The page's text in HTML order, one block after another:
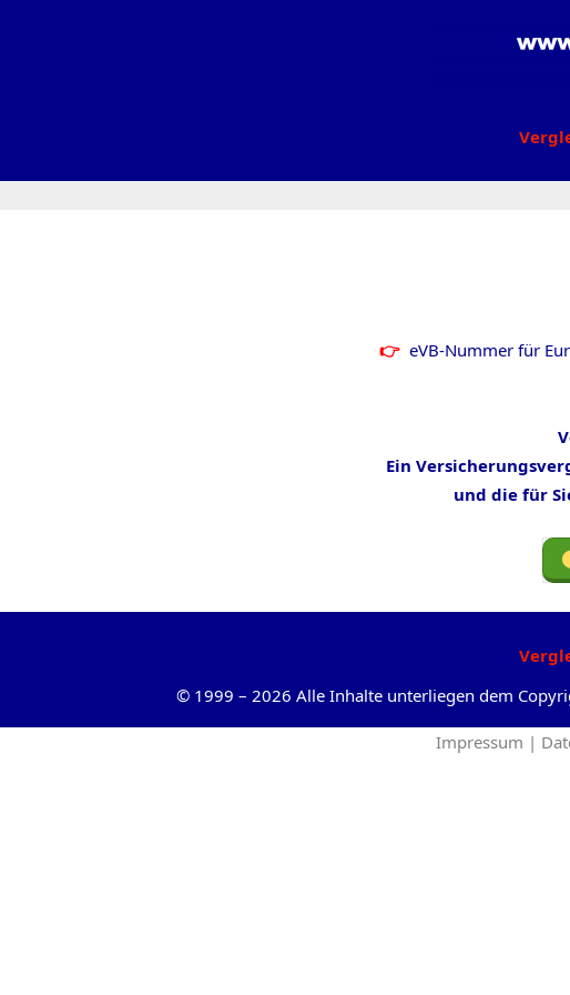
eVB-Nummer für
Ein
und die für
© 1999 – 2026 Alle Inhalte unterliegen dem
Impressum |